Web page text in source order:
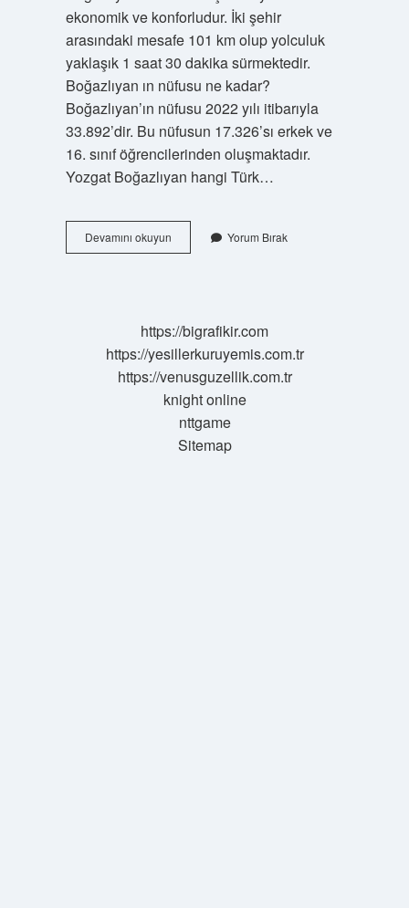
ekonomik ve konforludur. İki şehir
arasındaki mesafe 101 km olup yolculuk
yaklaşık 1 saat 30 dakika sürmektedir.
Boğazlıyan ın nüfusu ne kadar?
Boğazlıyan’ın nüfusu 2022 yılı itibarıyla
33.892’dir. Bu nüfusun 17.326’sı erkek ve
16. sınıf öğrencilerinden oluşmaktadır.
Yozgat Boğazlıyan hangi Türk…
Devamını okuyunYozgat
Boğazlıyan
Yorum Bırak
https://bigrafikir.com
https://yesillerkuruyemis.com.tr
https://venusguzellik.com.tr
knight online
nttgame
Sitemap